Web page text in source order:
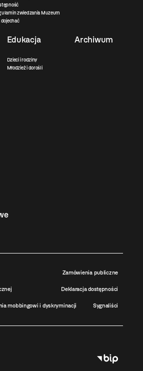
zwiedzania Muzeum
dojechać
Edukacja
Dzieci i rodziny
Młodzież i dorośli
Archiwum
Zamówienia publiczne
Deklaracja dostępności
mobbingowi i dyskryminacji Sygnaliści